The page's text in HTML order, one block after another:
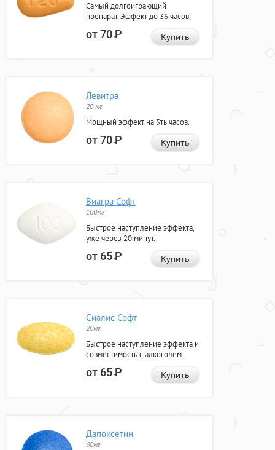
Самый долгоиграющий
препарат. Эффект до 36 часов.
от 70Р Купить
Левитра
20 мг
Мощный эффект на 5ть часов.
от 70Р Купить
Виагра Софт
100мг
Быстрое наступление эффекта,
уже через 20 минут.
от 65Р Купить
Сиалис Софт
20мг
Быстрое наступление эффекта и
совместимость с алкоголем.
от 65Р Купить
Дапоксетин
60мг